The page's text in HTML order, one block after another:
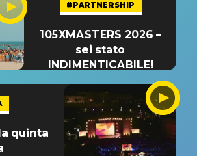
#PARTNERSHIP
105XMASTERS 2026 –
sei stato
INDIMENTICABILE!
quinta